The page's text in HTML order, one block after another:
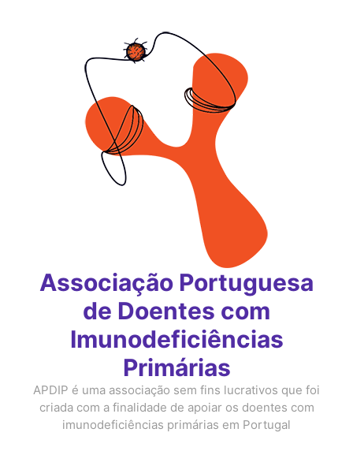
Associação Portuguesa
de Doentes com
Imunodeficiências
Primárias
APDIP é uma associação sem fins lucrativos que foi
criada com a finalidade de apoiar os doentes com
imunodeficiências primárias em Portugal